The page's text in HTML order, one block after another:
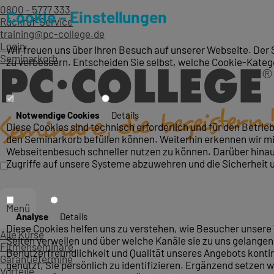
0800 - 5777 333
Rückruf-Service
training@pc-college.de
Login
Seminarkorb
Menü
Alle Kurse
Firmenseminare
Garantietermine
Vorteile
Cookie – Einstellungen
Wir freuen uns über Ihren Besuch auf unserer Webseite.
zu verbessern. Entscheiden Sie selbst, welche Cookie-
Notwendige Cookies Details
Diese Cookies sind technisch erforderlich und für den
den Seminarkorb befüllen können. Weiterhin erkennen wir
Webseitenbesuch schneller nutzen zu können. Darüber
Zugriffe auf unsere Systeme abzuwehren und die Sicherheit
Analyse Details
Diese Cookies helfen uns zu verstehen, wie Besucher
Seiten verweilen und über welche Kanäle sie zu uns
Benutzerfreundlichkeit und Qualität unseres Angebots
genutzt, Sie persönlich zu identifizieren. Ergänzend